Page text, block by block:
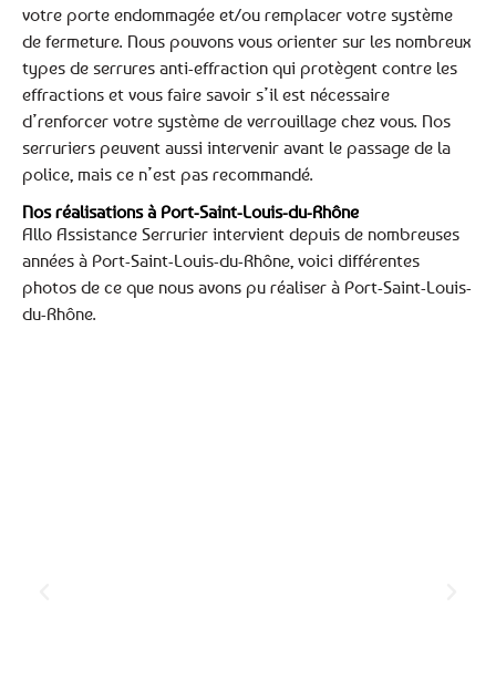
votre porte endommagée et/ou remplacer votre système
de fermeture. Nous pouvons vous orienter sur les nombreux
types de serrures anti-effraction qui protègent contre les
effractions et vous faire savoir s’il est nécessaire
d’renforcer votre système de verrouillage chez vous. Nos
serruriers peuvent aussi intervenir avant le passage de la
police, mais ce n’est pas recommandé.
Nos réalisations à Port-Saint-Louis-du-Rhône
Allo Assistance Serrurier intervient depuis de nombreuses
années à Port-Saint-Louis-du-Rhône, voici différentes
photos de ce que nous avons pu réaliser à Port-Saint-Louis-
du-Rhône.